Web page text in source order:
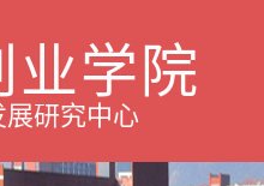
业学院
研究中心